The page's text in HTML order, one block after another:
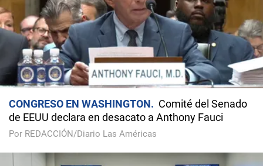
CONGRESO EN WASHINGTON
Comité del Senado
de EEUU declara en desacato a Anthony Fauci
Por REDACCIÓN/Diario Las Américas